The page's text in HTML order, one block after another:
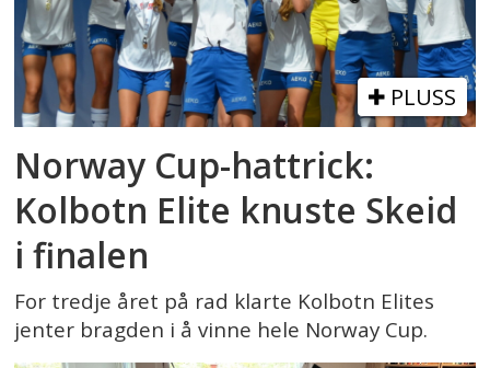
PLUSS
Norway Cup-hattrick:
Kolbotn Elite knuste Skeid
i finalen
For tredje året på rad klarte Kolbotn Elites
jenter bragden i å vinne hele Norway Cup.